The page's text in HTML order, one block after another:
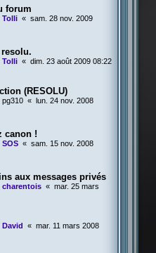
forum
Tolli « sam. 28 nov. 2009
Tolli « dim. 23 août 2009 08:22
(RESOLU)
pg310 «
lun. 24 nov. 2008
canon !
SOS « sam. 15 nov. 2008
aux messages privés
charentois « mar. 25 mars
David « mar. 11 mars 2008